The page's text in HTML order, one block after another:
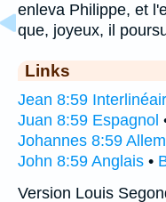
enleva Philippe, et
que, joyeux, il
Links
Jean 8:59
Juan 8:59 Espagnol
Johannes 8:59
John 8:59 Anglais •
Version Louis